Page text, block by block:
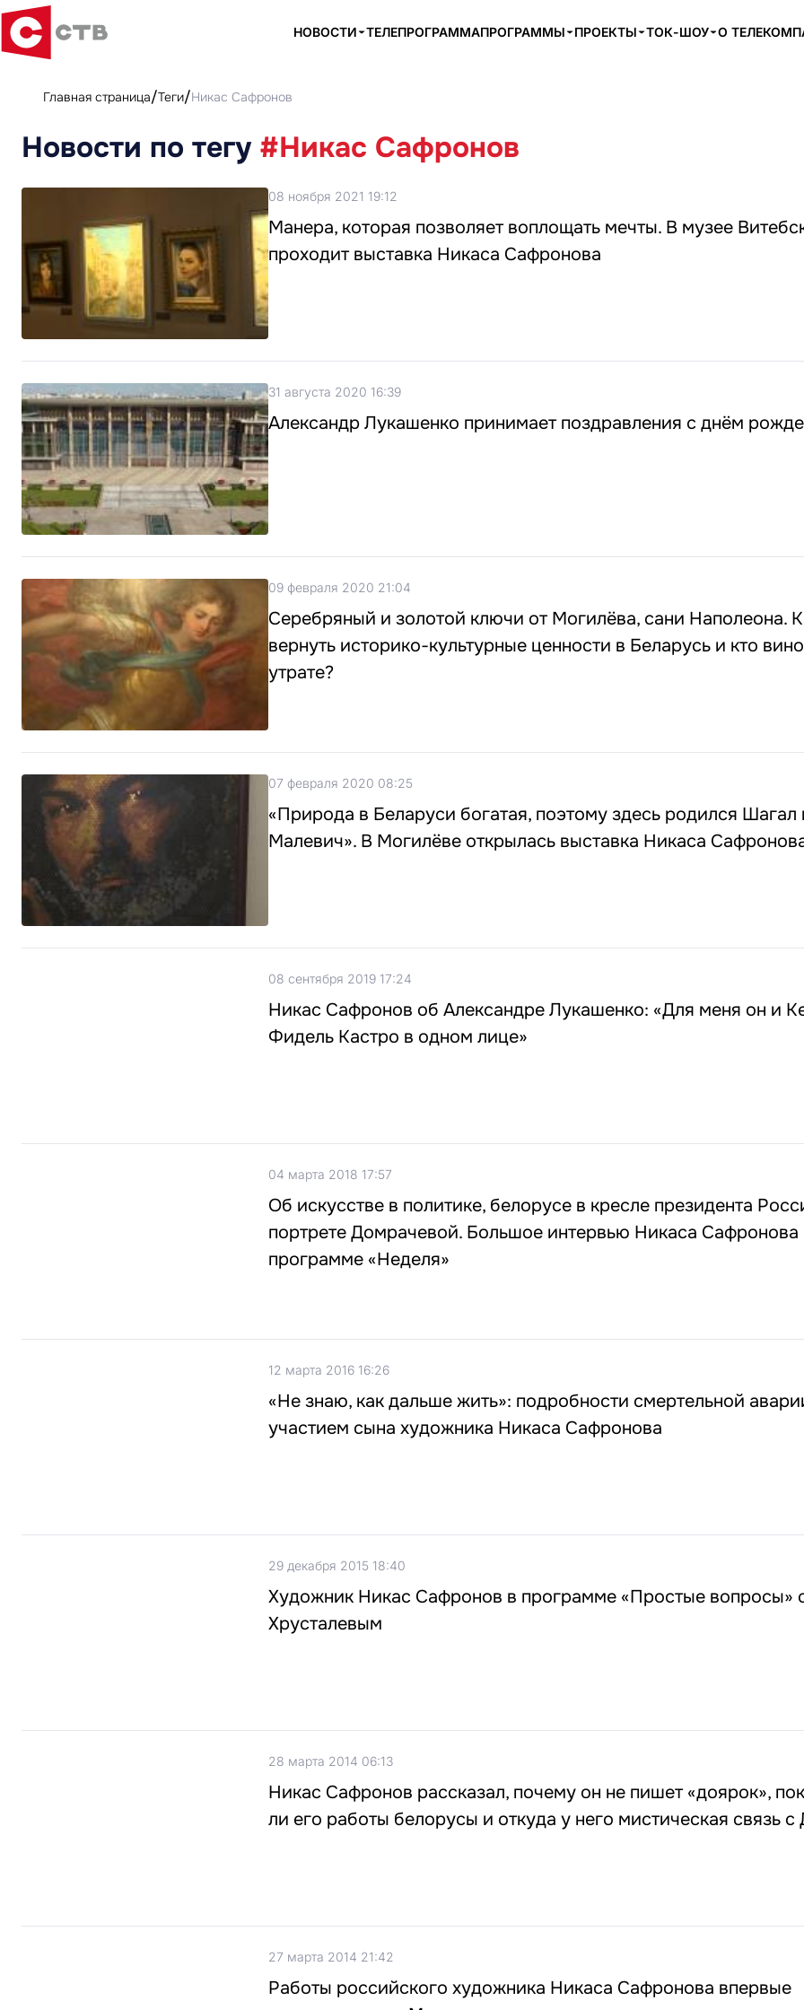
НОВОСТИ ТЕЛЕПРОГРАММАПРОГРАММЫ ПРОЕКТЫ ТОК-ШОУ О
Главная страница Теги Никас Сафронов
Новости по тегу #Никас Сафронов
08 ноября 2021 19:12
Манера, которая позволяет воплощать мечты. В музее
проходит выставка Никаса Сафронова
31 августа 2020 16:39
Александр Лукашенко принимает поздравления с днём
09 февраля 2020 21:04
Серебряный и золотой ключи от Могилёва, сани Наполеона.
вернуть историко-культурные ценности в Беларусь и кто
утрате?
07 февраля 2020 08:25
«Природа в Беларуси богатая, поэтому здесь родился Шагал
Малевич». В Могилёве открылась выставка Никаса
08 сентября 2019 17:24
Никас Сафронов об Александре Лукашенко: «Для меня он и
Фидель Кастро в одном лице»
04 марта 2018 17:57
Об искусстве в политике, белорусе в кресле президента
портрете Домрачевой. Большое интервью Никаса Сафронова
программе «Неделя»
12 марта 2016 16:26
«Не знаю, как дальше жить»: подробности смертельной
участием сына художника Никаса Сафронова
29 декабря 2015 18:40
Художник Никас Сафронов в программе «Простые вопросы»
Хрусталевым
28 марта 2014 06:13
Никас Сафронов рассказал, почему он не пишет «доярок»,
ли его работы белорусы и откуда у него мистическая связь с
27 марта 2014 21:42
Работы российского художника Никаса Сафронова впервые